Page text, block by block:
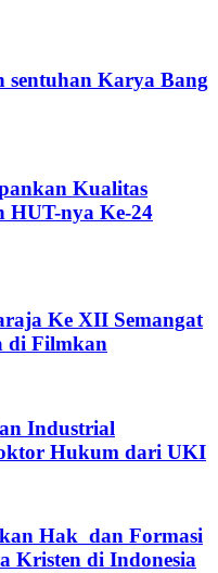
sentuhan Karya Bang
Kualitas
HUT-nya Ke-24
Ke XII Semangat
di Filmkan
Industrial
Hukum dari UKI
Hak dan Formasi
Kristen di Indonesia